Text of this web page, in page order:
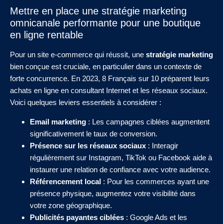
Mettre en place une stratégie marketing
omnicanale performante pour une boutique
en ligne rentable
Pour un site e-commerce qui réussit, une stratégie marketing
bien conçue est cruciale, en particulier dans un contexte de
forte concurrence. En 2023, 8 Français sur 10 préparent leurs
achats en ligne en consultant Internet et les réseaux sociaux.
Voici quelques leviers essentiels à considérer :
Email marketing : Les campagnes ciblées augmentent
significativement le taux de conversion.
Présence sur les réseaux sociaux : Interagir
régulièrement sur Instagram, TikTok ou Facebook aide à
instaurer une relation de confiance avec votre audience.
Référencement local : Pour les commerces ayant une
présence physique, augmentez votre visibilité dans
votre zone géographique.
Publicités payantes ciblées : Google Ads et les